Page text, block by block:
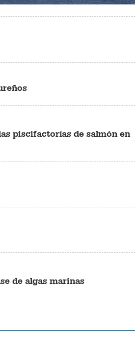
piscifactorías de salmón en
de algas marinas